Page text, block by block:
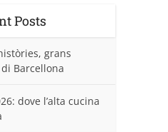
Posts
grans
Barcellona
dove l’alta cucina